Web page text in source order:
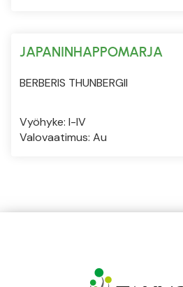
JAPANINHAPPOMARJA
BERBERIS THUNBERGII
Vyöhyke: I-IV
Valovaatimus: Au